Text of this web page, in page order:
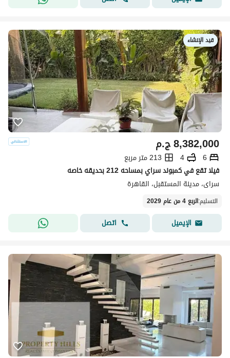
قيد الإنشاء
ج.م8,382,000
6
4
213 متر مربع
فيلا تقع في كمبوند سراي بمساحه 212 بحديقه خاصه
سراى، مدينة المستقبل، القاهرة
التسليم:الربع 4 من عام 2029
الإيميل اتصل